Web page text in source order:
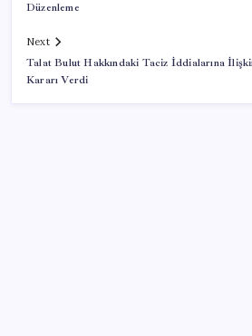
Düzenleme
Next
Talat Bulut Hakkındaki Taciz İddialarına
Kararı Verdi